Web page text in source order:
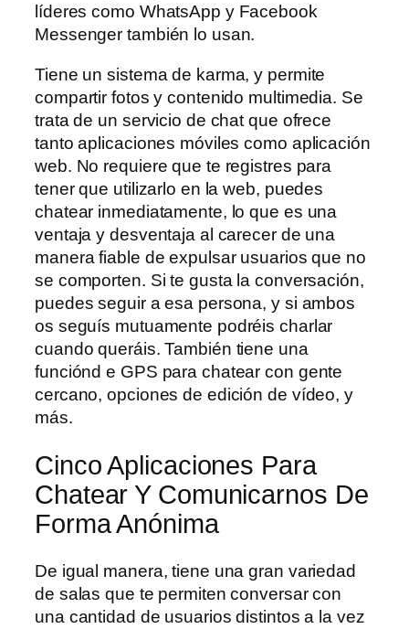
líderes como WhatsApp y Facebook
Messenger también lo usan.
Tiene un sistema de karma, y permite
compartir fotos y contenido multimedia. Se
trata de un servicio de chat que ofrece
tanto aplicaciones móviles como aplicación
web. No requiere que te registres para
tener que utilizarlo en la web, puedes
chatear inmediatamente, lo que es una
ventaja y desventaja al carecer de una
manera fiable de expulsar usuarios que no
se comporten. Si te gusta la conversación,
puedes seguir a esa persona, y si ambos
os seguís mutuamente podréis charlar
cuando queráis. También tiene una
funciónd e GPS para chatear con gente
cercano, opciones de edición de vídeo, y
más.
Cinco Aplicaciones Para
Chatear Y Comunicarnos De
Forma Anónima
De igual manera, tiene una gran variedad
de salas que te permiten conversar con
una cantidad de usuarios distintos a la vez